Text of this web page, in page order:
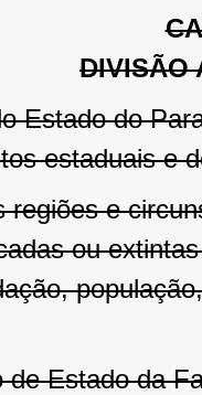
DIVISÃO
Estado do
estaduais e
regiões e
ou
de Estado da